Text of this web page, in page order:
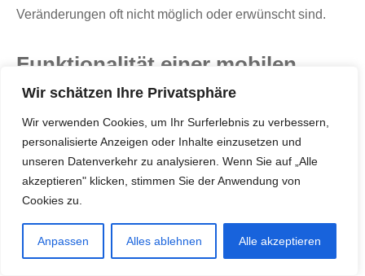
Wir schätzen Ihre Privatsphäre
Wir verwenden Cookies, um Ihr Surferlebnis zu verbessern,
personalisierte Anzeigen oder Inhalte einzusetzen und
unseren Datenverkehr zu analysieren. Wenn Sie auf „Alle
akzeptieren" klicken, stimmen Sie der Anwendung von
Cookies zu.
Anpassen Alles ablehnen Alle akzeptieren
Veränderungen oft nicht möglich oder erwünscht sind.
Funktionalität einer mobilen
Klimaanlage mit Abluftschlauch
Die Funktionsweise einer mobilen Klimaanlage mit
Abluftschlauch basiert auf einem geschlossenen
Kühlsystem, ähnlich wie bei größeren, fest installierten
Klimaanlagen. Zunächst saugt die mobile Klimaanlage
über einen Verdampfer geführt, wo sie durch ein